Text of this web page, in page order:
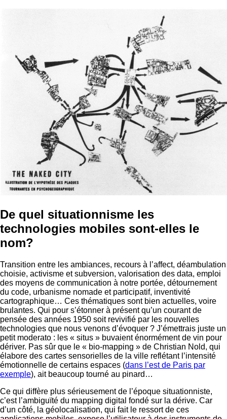
De quel situationnisme les
technologies mobiles sont-elles le
nom?
Transition entre les ambiances, recours à l’affect, déambulation
choisie, activisme et subversion, valorisation des data, emploi
des moyens de communication à notre portée, détournement
du code, urbanisme nomade et participatif, inventivité
cartographique… Ces thématiques sont bien actuelles, voire
brulantes. Qui pour s’étonner à présent qu’un courant de
pensée des années 1950 soit revivifié par les nouvelles
technologies que nous venons d’évoquer ? J’émettrais juste un
petit moderato : les « situs » buvaient énormément de vin pour
dériver. Pas sûr que le « bio-mapping » de Christian Nold, qui
élabore des cartes sensorielles de la ville reflétant l’intensité
émotionnelle de certains espaces (dans l’est de Paris par
exemple), ait beaucoup tourné au pinard…
Ce qui diffère plus sérieusement de l’époque situationniste,
c’est l’ambiguïté du mapping digital fondé sur la dérive. Car
d’un côté, la géolocalisation, qui fait le ressort de ces